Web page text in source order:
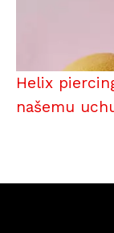
Helix
našemu